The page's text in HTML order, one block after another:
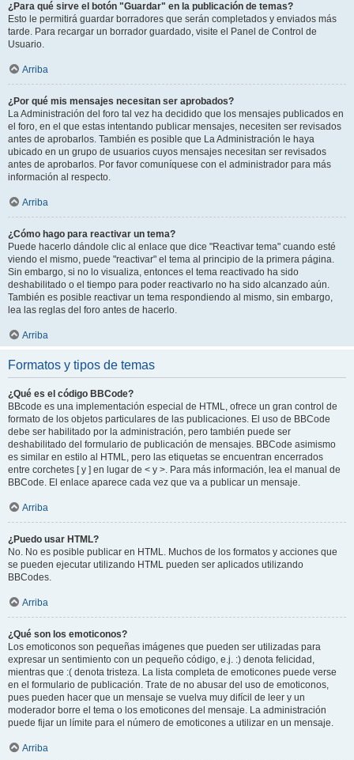
¿Para qué sirve el botón "Guardar" en la publicación de temas?
Esto le permitirá guardar borradores que serán completados y enviados más
tarde. Para recargar un borrador guardado, visite el Panel de Control de
Usuario.
Arriba
¿Por qué mis mensajes necesitan ser aprobados?
La Administración del foro tal vez ha decidido que los mensajes publicados en
el foro, en el que estas intentando publicar mensajes, necesiten ser revisados
antes de aprobarlos. También es posible que La Administración le haya
ubicado en un grupo de usuarios cuyos mensajes necesitan ser revisados
antes de aprobarlos. Por favor comuníquese con el administrador para más
información al respecto.
Arriba
¿Cómo hago para reactivar un tema?
Puede hacerlo dándole clic al enlace que dice "Reactivar tema" cuando esté
viendo el mismo, puede "reactivar" el tema al principio de la primera página.
Sin embargo, si no lo visualiza, entonces el tema reactivado ha sido
deshabilitado o el tiempo para poder reactivarlo no ha sido alcanzado aún.
También es posible reactivar un tema respondiendo al mismo, sin embargo,
lea las reglas del foro antes de hacerlo.
Arriba
Formatos y tipos de temas
¿Qué es el código BBCode?
BBcode es una implementación especial de HTML, ofrece un gran control de
formato de los objetos particulares de las publicaciones. El uso de BBCode
debe ser habilitado por la administración, pero también puede ser
deshabilitado del formulario de publicación de mensajes. BBCode asimismo
es similar en estilo al HTML, pero las etiquetas se encuentran encerrados
entre corchetes [ y ] en lugar de < y >. Para más información, lea el manual de
BBCode. El enlace aparece cada vez que va a publicar un mensaje.
Arriba
¿Puedo usar HTML?
No. No es posible publicar en HTML. Muchos de los formatos y acciones que
se pueden ejecutar utilizando HTML pueden ser aplicados utilizando
BBCodes.
Arriba
¿Qué son los emoticonos?
Los emoticonos son pequeñas imágenes que pueden ser utilizadas para
expresar un sentimiento con un pequeño código, e.j. :) denota felicidad,
mientras que :( denota tristeza. La lista completa de emoticones puede verse
en el formulario de publicación. Trate de no abusar del uso de emoticonos,
pues pueden hacer que un mensaje se vuelva muy difícil de leer y un
moderador borre el tema o los emoticones del mensaje. La administración
puede fijar un límite para el número de emoticones a utilizar en un mensaje.
Arriba